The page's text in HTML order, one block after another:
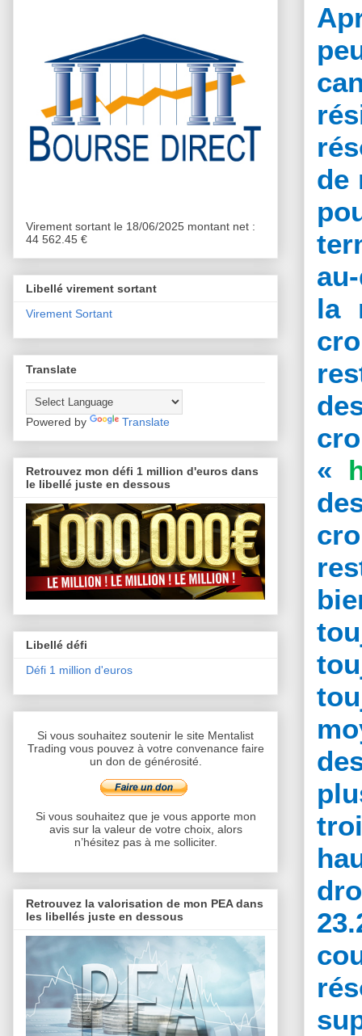
de
la
«
Virement sortant le 18/06/2025 montant net :
44 562.45 €
Libellé virement sortant
Virement Sortant
Translate
Powered by Translate
Retrouvez mon défi 1 million d'euros dans
le libellé juste en dessous
Libellé défi
Défi 1 million d'euros
Si vous souhaitez soutenir le site Mentalist
Trading vous pouvez à votre convenance faire
un don de générosité.
Si vous souhaitez que je vous apporte mon
avis sur la valeur de votre choix, alors
n’hésitez pas à me solliciter.
Retrouvez la valorisation de mon PEA dans
les libellés juste en dessous